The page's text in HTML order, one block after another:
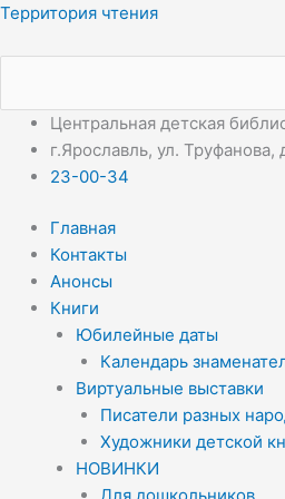
Перейти
Территория чтения
Центральная детская
г.Ярославль, ул. Труфанова,
23-00-34
Меню
Главная
Контакты
Анонсы
Книги
Юбилейные даты
Календарь
Виртуальные выставки
Писатели разных
Художники детской
НОВИНКИ
Меню